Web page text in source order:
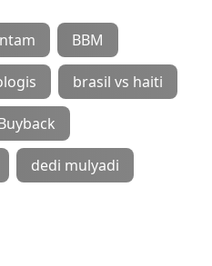
BBM
brasil vs haiti
dedi mulyadi